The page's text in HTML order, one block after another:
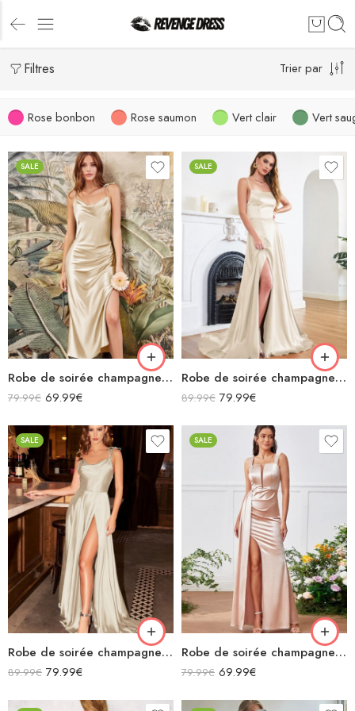
Filtres Trier par
Rose bonbon Rose saumon Vert clair Vert
SALE
Robe de soirée champagne en satin col bénitier mi longue fendue à bretelles sans manches
79.99€ 69.99€
SALE
Robe de soirée champagne en satin décolleté carré longue fendue sirène
89.99€ 79.99€
SALE
Robe de soirée champagne en satin fluide col bénitier bretelles longue fendue
89.99€ 79.99€
SALE
Robe de soirée champagne en satin longue fendue à bretelles
79.99€ 69.99€